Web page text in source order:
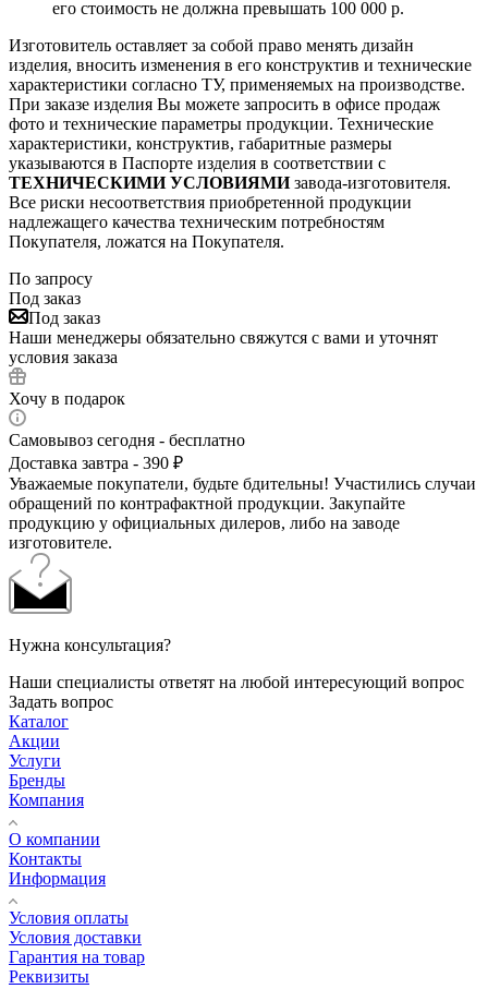
его стоимость не должна превышать 100 000 р.
Изготовитель оставляет за собой право менять дизайн
изделия, вносить изменения в его конструктив и технические
характеристики согласно ТУ, применяемых на производстве.
При заказе изделия Вы можете запросить в офисе продаж
фото и технические параметры продукции. Технические
характеристики, конструктив, габаритные размеры
указываются в Паспорте изделия в соответствии с
ТЕХНИЧЕСКИМИ УСЛОВИЯМИзавода-изготовителя.
Все риски несоответствия приобретенной продукции
надлежащего качества техническим потребностям
Покупателя, ложатся на Покупателя.
По запросу
Под заказ
Под заказ
Наши менеджеры обязательно свяжутся с вами и уточнят
условия заказа
Хочу в подарок
Самовывоз сегодня - бесплатно
Доставка завтра - 390 ₽
Уважаемые покупатели, будьте бдительны! Участились случаи
обращений по контрафактной продукции. Закупайте
продукцию у официальных дилеров, либо на заводе
изготовителе.
Нужна консультация?
Наши специалисты ответят на любой интересующий вопрос
Задать вопрос
Каталог
Акции
Услуги
Бренды
Компания
О компании
Контакты
Информация
Условия оплаты
Условия доставки
Гарантия на товар
Реквизиты